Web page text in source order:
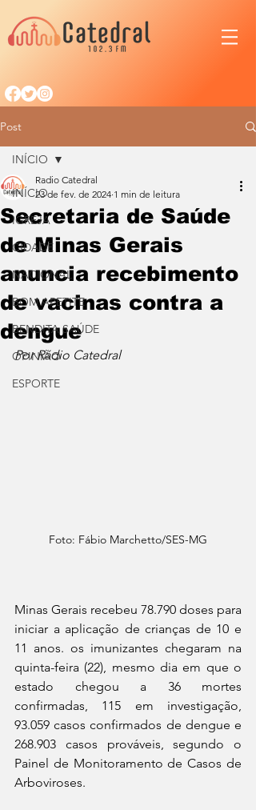
Post
INÍCIO
IGREJA
CIDADE
NACIONAL
BOM APETITE
BENDITA SAÚDE
OPINIÃO
ESPORTE
INÍCIO
Secretaria de Saúde
de Minas Gerais
anuncia recebimento
de vacinas contra a
dengue
Radio Catedral
23 de fev. de 2024 1 min de leitura
Por Rádio Catedral
Foto: Fábio Marchetto/SES-MG
Minas Gerais recebeu 78.790 doses para
iniciar a aplicação de crianças de 10 e
11 anos. os imunizantes chegaram na
quinta-feira (22), mesmo dia em que o
estado chegou a 36 mortes
confirmadas, 115 em investigação,
93.059 casos confirmados de dengue e
268.903 casos prováveis, segundo o
Painel de Monitoramento de Casos de
Arboviroses.